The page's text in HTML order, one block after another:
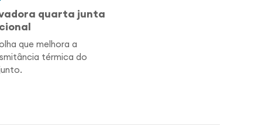
quarta junta
que melhora a
térmica do